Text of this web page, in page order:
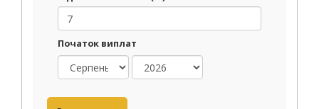
Початок виплат